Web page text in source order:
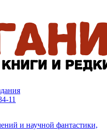
11
и научной фантастики,